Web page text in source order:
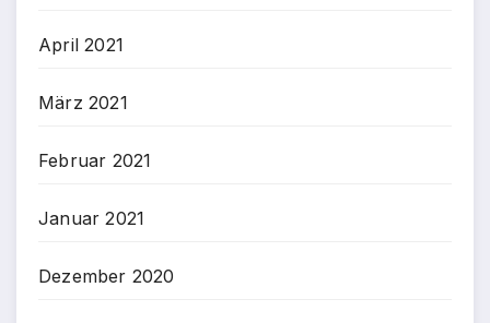
April 2021
März 2021
Februar 2021
Januar 2021
Dezember 2020